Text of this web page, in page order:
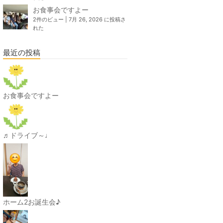
お食事会ですよー
2件のビュー
7月 26, 2026 に投稿さ
れた
最近の投稿
お食事会ですよー
♬ドライブ～♩
ホーム2お誕生会♪